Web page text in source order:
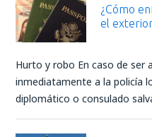
¿Cómo
el
Hurto y robo En caso de ser
inmediatamente a la policía
diplomático o consulado